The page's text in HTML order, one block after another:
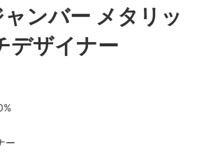
ンバー メタリッ
デザイナー
ー